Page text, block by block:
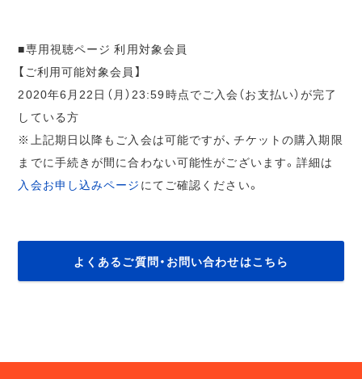
■専用視聴ページ 利用対象会員
【ご利用可能対象会員】
2020年6月22日（月）23:59時点でご入会（お支払い）が完了
している方
※上記期日以降もご入会は可能ですが、チケットの購入期限
までに手続きが間に合わない可能性がございます。詳細は
入会お申し込みページ にてご確認ください。
よくあるご質問・お問い合わせはこちら